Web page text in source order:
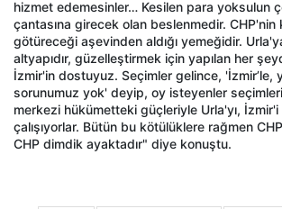
hizmet edemesinler… Kesilen para yoksulun
çantasına girecek olan beslenmedir. CHP'nin
götüreceği aşevinden aldığı yemeğidir.
altyapıdır, güzelleştirmek için yapılan her
İzmir'in dostuyuz. Seçimler gelince, 'İzmir’le,
sorunumuz yok' deyip, oy isteyenler
merkezi hükümetteki güçleriyle Urla'yı, İzmir'i
çalışıyorlar. Bütün bu kötülüklere rağmen
CHP dimdik ayaktadır" diye konuştu.